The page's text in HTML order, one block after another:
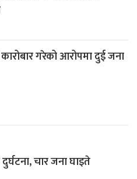
कारोबार गरेको आरोपमा दुई जना
चार जना घाइते